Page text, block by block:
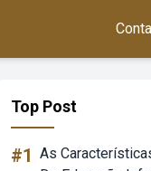
Top Post
#1 As